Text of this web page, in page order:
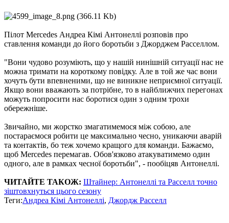
Пілот Mercedes Андреа Кімі Антонеллі розповів про
ставлення команди до його боротьби з Джорджем Расселлом.
"Вони чудово розуміють, що у нашій нинішній ситуації нас не
можна тримати на короткому повідку. Але в той же час вони
хочуть бути впевненими, що не виникне неприємної ситуації.
Якщо вони вважають за потрібне, то в найближчих перегонах
можуть попросити нас боротися один з одним трохи
обережніше.
Звичайно, ми жорстко змагатимемося між собою, але
постараємося робити це максимально чесно, уникаючи аварій
та контактів, бо теж хочемо кращого для команди. Бажаємо,
щоб Mercedes перемагав. Обов'язково атакуватимемо один
одного, але в рамках чесної боротьби", - пообіцяв Антонеллі.
ЧИТАЙТЕ ТАКОЖ: Штайнер: Антонеллі та Расселл точно
зіштовхнуться цього сезону
Теги:Андреа Кімі Антонеллі, Джордж Расселл